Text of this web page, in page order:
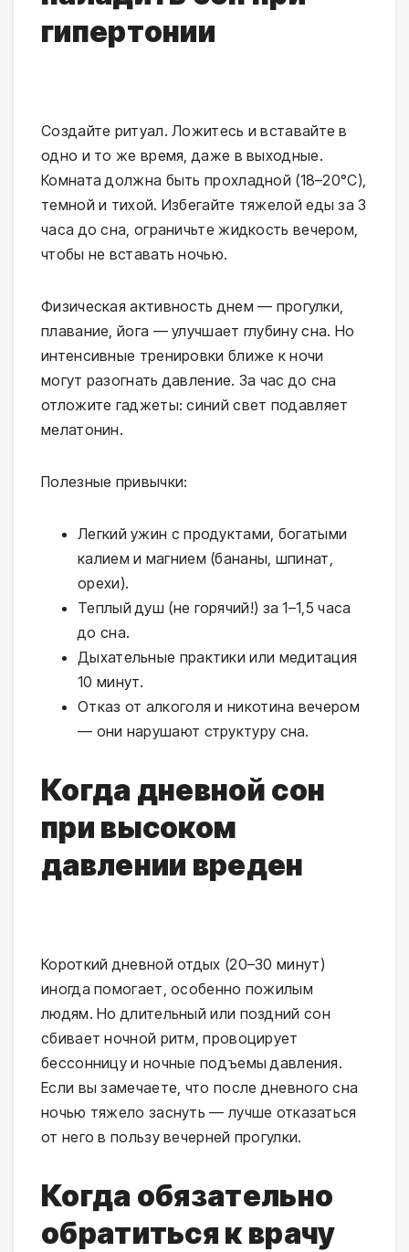
гипертонии
Создайте ритуал. Ложитесь и вставайте в
одно и то же время, даже в выходные.
Комната должна быть прохладной (18–20°C),
темной и тихой. Избегайте тяжелой еды за 3
часа до сна, ограничьте жидкость вечером,
чтобы не вставать ночью.
Физическая активность днем — прогулки,
плавание, йога — улучшает глубину сна. Но
интенсивные тренировки ближе к ночи
могут разогнать давление. За час до сна
отложите гаджеты: синий свет подавляет
мелатонин.
Полезные привычки:
Легкий ужин с продуктами, богатыми
калием и магнием (бананы, шпинат,
орехи).
Теплый душ (не горячий!) за 1–1,5 часа
до сна.
Дыхательные практики или медитация
10 минут.
Отказ от алкоголя и никотина вечером
— они нарушают структуру сна.
Когда дневной сон
при высоком
давлении вреден
Короткий дневной отдых (20–30 минут)
иногда помогает, особенно пожилым
людям. Но длительный или поздний сон
сбивает ночной ритм, провоцирует
бессонницу и ночные подъемы давления.
Если вы замечаете, что после дневного сна
ночью тяжело заснуть — лучше отказаться
от него в пользу вечерней прогулки.
Когда обязательно
обратиться к врачу